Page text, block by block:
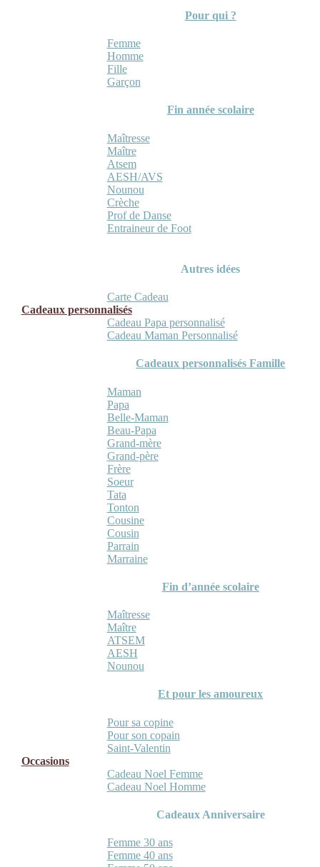
Pour qui ?
Femme
Homme
Fille
Garçon
Fin année scolaire
Maîtresse
Maître
Atsem
AESH/AVS
Nounou
Crèche
Prof de Danse
Entraineur de Foot
Autres idées
Carte Cadeau
Cadeaux personnalisés
Cadeau Papa personnalisé
Cadeau Maman Personnalisé
Cadeaux personnalisés Famille
Maman
Papa
Belle-Maman
Beau-Papa
Grand-mère
Grand-père
Frère
Soeur
Tata
Tonton
Cousine
Cousin
Parrain
Marraine
Fin d’année scolaire
Maîtresse
Maître
ATSEM
AESH
Nounou
Et pour les amoureux
Pour sa copine
Pour son copain
Saint-Valentin
Occasions
Cadeau Noel Femme
Cadeau Noel Homme
Cadeaux Anniversaire
Femme 30 ans
Femme 40 ans